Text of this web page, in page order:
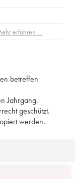
erfahren …
betreffen
Jahrgang.
geschützt.
werden.